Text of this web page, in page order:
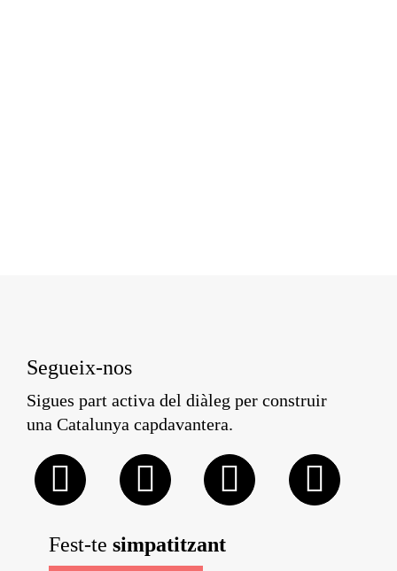
Segueix-nos
Sigues part activa del diàleg per construir
una Catalunya capdavantera.
Fest-te simpatitzant